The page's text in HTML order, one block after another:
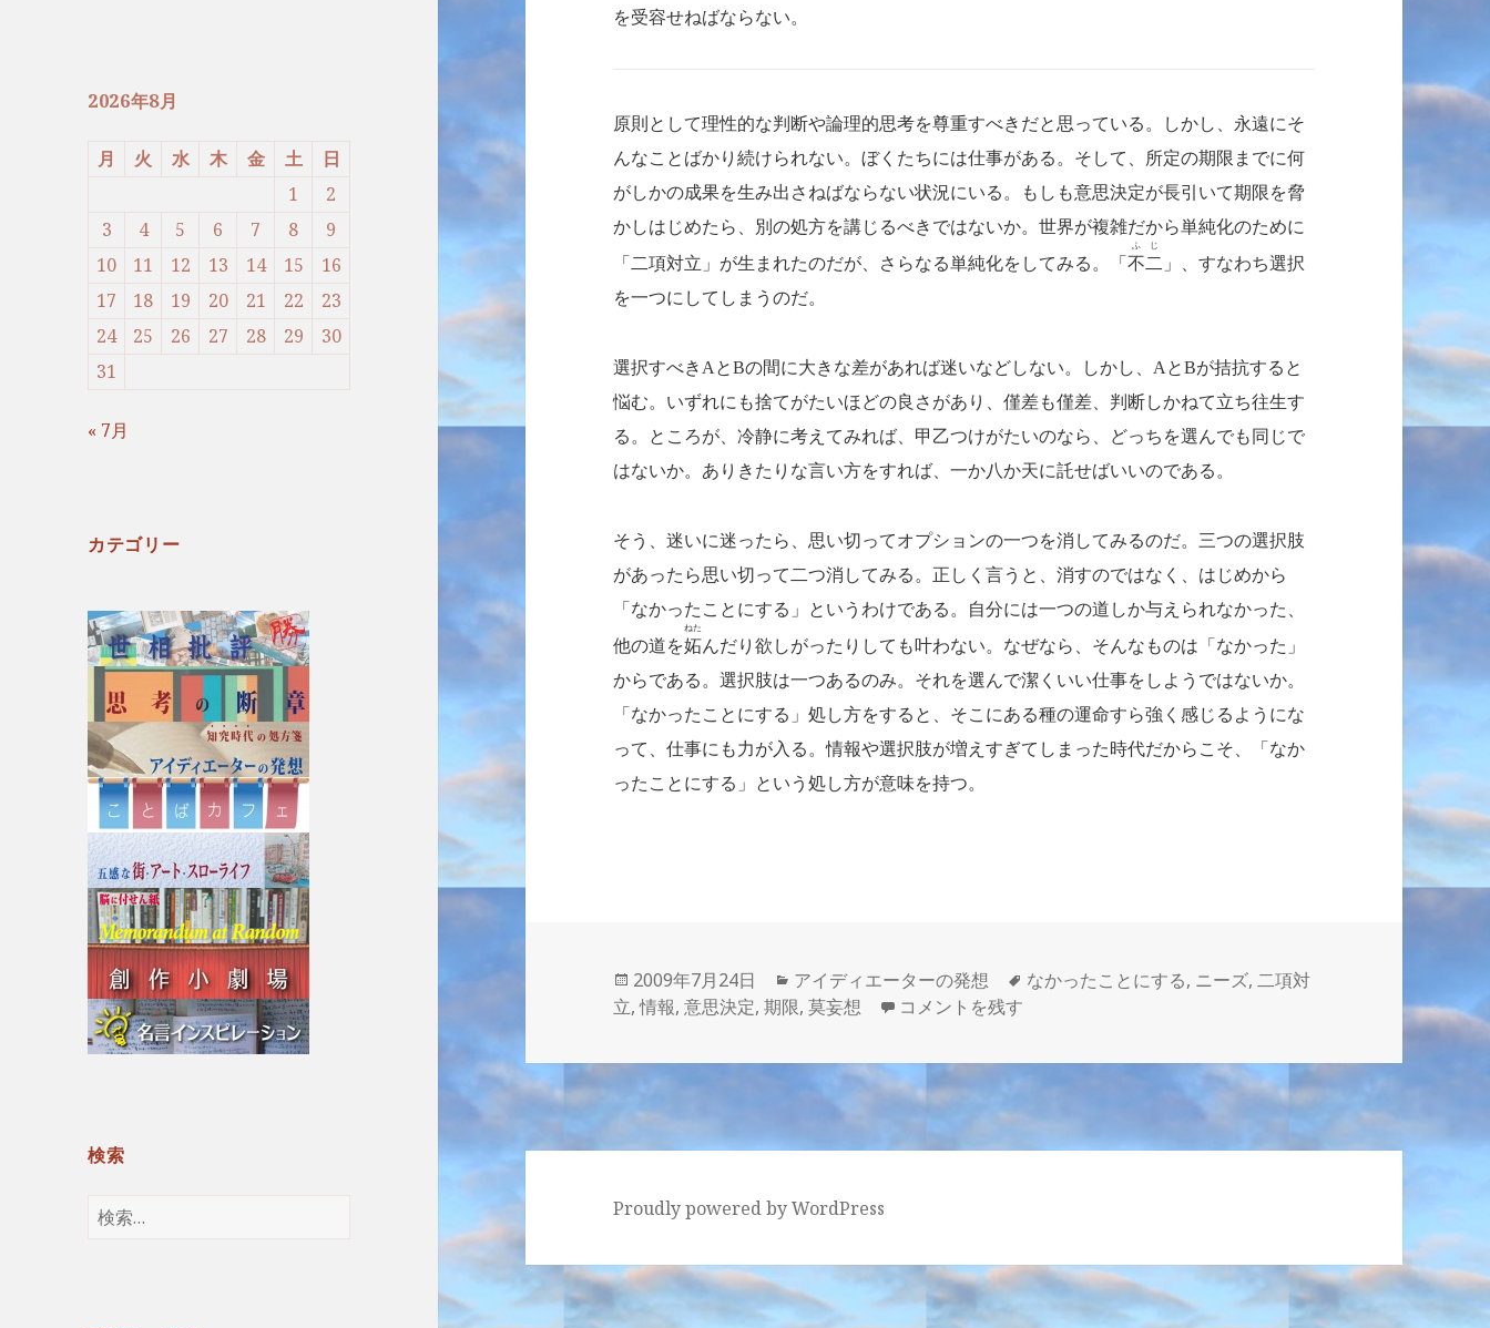
2026年8月
月 火 水 木 金 土
日
1
2
3
4 5 6 7 8
9
10
11 12 13 14 15
16
17
18 19 20 21 22
23
24
25 26 27 28 29
30
31
« 7月
カテゴリー
検索
検
索:
を受容せねばならない。
原則として理性的な判断や論理的思考を尊重すべきだと思っている。しかし、永遠にそ
んなことばかり続けられない。ぼくたちには仕事がある。そして、所定の期限までに何
がしかの成果を生み出さねばならない状況にいる。もしも意思決定が長引いて期限を脅
かしはじめたら、別の処方を講じるべきではないか。世界が複雑だから単純化のために
「二項対立」が生まれたのだが、さらなる単純化をしてみる。「不二
ふじ
」、すなわち選択
を一つにしてしまうのだ。
選択すべき A とBの間に大きな差があれば迷いなどしない。しかし、 A とBが拮抗すると
悩む。いずれにも捨てがたいほどの良さがあり、僅差も僅差、判断しかねて立ち往生す
る。ところが、冷静に考えてみれば、甲乙つけがたいのなら、どっちを選んでも同じで
はないか。ありきたりな言い方をすれば、一か八か天に託せばいいのである。
そう、迷いに迷ったら、思い切ってオプションの一つを消してみるのだ。三つの選択肢
があったら思い切って二つ消してみる。正しく言うと、消すのではなく、はじめから
「なかったことにする」というわけである。自分には一つの道しか与えられなかった、
他の道を妬
ねた
んだり欲しがったりしても叶わない。なぜなら、そんなものは「なかった」
からである。選択肢は一つあるのみ。それを選んで潔くいい仕事をしようではないか。
「なかったことにする」処し方をすると、そこにある種の運命すら強く感じるようにな
って、仕事にも力が入る。情報や選択肢が増えすぎてしまった時代だからこそ、「なか
ったことにする」という処し方が意味を持つ。
投
稿
2009年7月24日
カ
テ
リ
アイディエーターの発想
タ
なかったことにする, ニーズ,二項対
立,情報,意思決定,期限,莫妄想 「なかったことにする」処し方 に
コメントを残す
Proudly powered by WordPress